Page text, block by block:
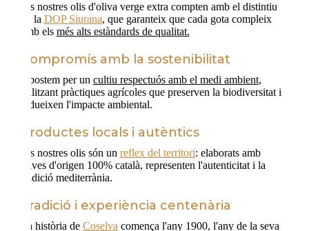
Els nostres olis d'oliva verge extra compten amb el distintiu
de la DOP Siurana, que garanteix que cada gota compleix
amb els més alts estàndards de qualitat.
Compromís amb la sostenibilitat
Apostem per un cultiu respectuós amb el medi ambient,
utilitzant pràctiques agrícoles que preserven la biodiversitat i
redueixen l'impacte ambiental.
Productes locals i autèntics
Els nostres olis són un reflex del territori: elaborats amb
olives d'origen 100% català, representen l'autenticitat i la
tradició mediterrània.
Tradició i experiència centenària
La història de Coselva comença l'any 1900, l'any de la seva